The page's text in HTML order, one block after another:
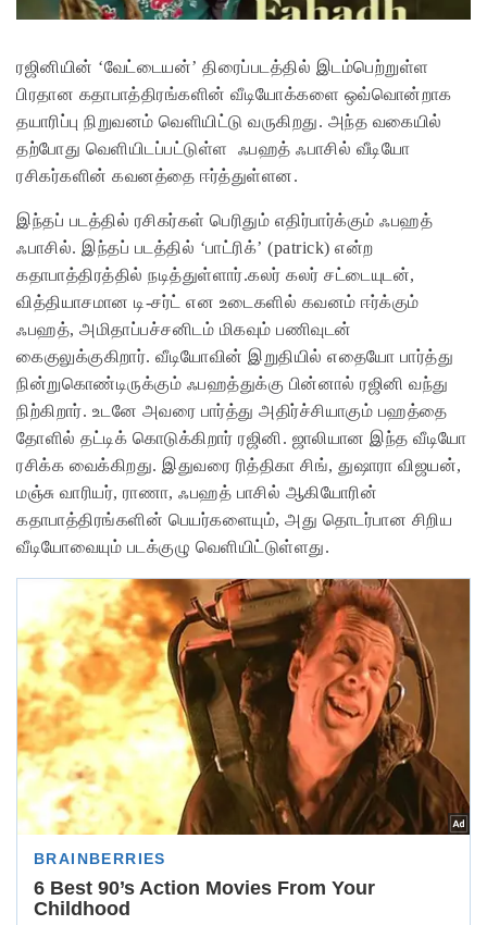
ரஜினியின் ‘வேட்டையன்’ திரைப்படத்தில் இடம்பெற்றுள்ள
பிரதான கதாபாத்திரங்களின் வீடியோக்களை ஒவ்வொன்றாக
தயாரிப்பு நிறுவனம் வெளியிட்டு வருகிறது. அந்த வகையில்
தற்போது வெளியிடப்பட்டுள்ள ஃபஹத் ஃபாசில் வீடியோ
ரசிகர்களின் கவனத்தை ஈர்த்துள்ளன.
இந்தப் படத்தில் ரசிகர்கள் பெரிதும் எதிர்பார்க்கும் ஃபஹத்
ஃபாசில். இந்தப் படத்தில் ‘பாட்ரிக்’ (patrick) என்ற
கதாபாத்திரத்தில் நடித்துள்ளார்.கலர் கலர் சட்டையுடன்,
வித்தியாசமான டி-சர்ட் என உடைகளில் கவனம் ஈர்க்கும்
ஃபஹத், அமிதாப்பச்சனிடம் மிகவும் பணிவுடன்
கைகுலுக்குகிறார். வீடியோவின் இறுதியில் எதையோ பார்த்து
நின்றுகொண்டிருக்கும் ஃபஹத்துக்கு பின்னால் ரஜினி வந்து
நிற்கிறார். உடனே அவரை பார்த்து அதிர்ச்சியாகும் பஹத்தை
தோளில் தட்டிக் கொடுக்கிறார் ரஜினி. ஜாலியான இந்த வீடியோ
ரசிக்க வைக்கிறது. இதுவரை ரித்திகா சிங், துஷாரா விஜயன்,
மஞ்சு வாரியர், ராணா, ஃபஹத் பாசில் ஆகியோரின்
கதாபாத்திரங்களின் பெயர்களையும், அது தொடர்பான சிறிய
வீடியோவையும் படக்குழு வெளியிட்டுள்ளது.